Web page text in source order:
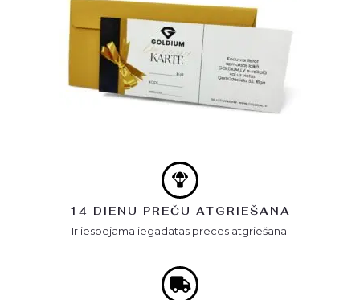
14 DIENU PREČU ATGRIEŠANA
Ir iespējama iegādātās preces atgriešana.